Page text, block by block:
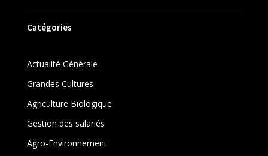
Catégories
Actualité Générale
Grandes Cultures
Agriculture Biologique
Gestion des salariés
Agro-Environnement